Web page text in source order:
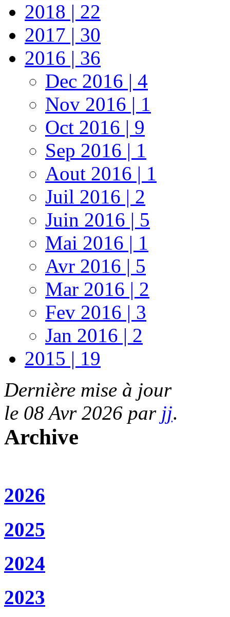
2018 | 22
2017 | 30
2016 | 36
Dec 2016 | 4
Nov 2016 | 1
Oct 2016 | 9
Sep 2016 | 1
Aout 2016 | 1
Juil 2016 | 2
Juin 2016 | 5
Mai 2016 | 1
Avr 2016 | 5
Mar 2016 | 2
Fev 2016 | 3
Jan 2016 | 2
2015 | 19
Dernière mise à jour
le 08 Avr 2026 par jj.
Archive
2026
2025
2024
2023